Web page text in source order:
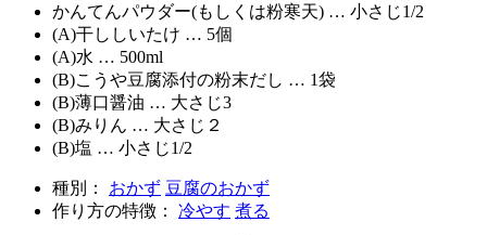
かんてんパウダー(もしくは粉寒天) … 小さじ1/2
(A)干ししいたけ … 5個
(A)水 … 500ml
(B)こうや豆腐添付の粉末だし … 1袋
(B)薄口醤油 … 大さじ3
(B)みりん … 大さじ２
(B)塩 … 小さじ1/2
種別： おかず 豆腐のおかず
作り方の特徴： 冷やす 煮る